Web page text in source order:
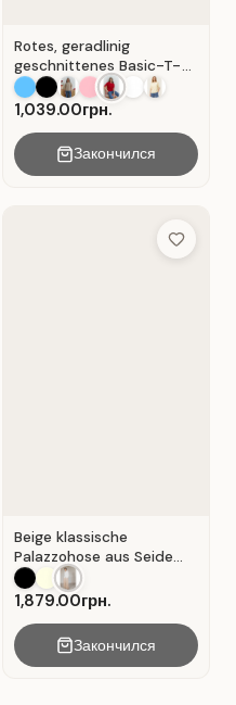
Rotes, geradlinig
geschnittenes Basic-T-
Shirt aus Baumwolle . Rot
.1,039.00грн.
Закончился
List Add to
Beige klassische
Palazzohose aus Seide
mit Falten . Beige .
1,879.00грн.
Закончился